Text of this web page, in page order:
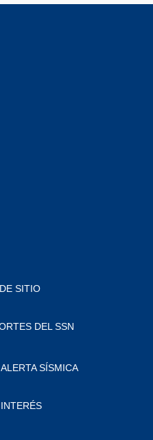
SITIO
DEL SSN
SÍSMICA